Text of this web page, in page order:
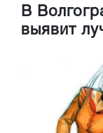
В
выявит